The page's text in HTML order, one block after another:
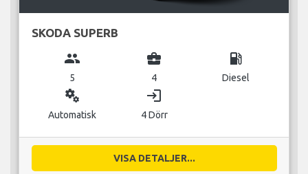
SKODA SUPERB
group
5
business_center
4
local_gas_station
Diesel
miscellaneous_services
Automatisk
login
4 Dörr
VISA DETALJER...